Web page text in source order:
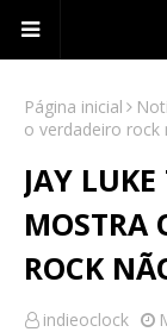
Página inicial
o verdadeiro rock
JAY
MOSTRA
ROCK
indieoclock